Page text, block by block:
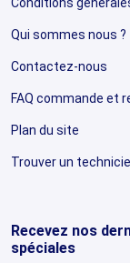
Qui sommes nous ?
Contactez-nous
FAQ commande et
Plan du site
Trouver un
Recevez nos
spéciales